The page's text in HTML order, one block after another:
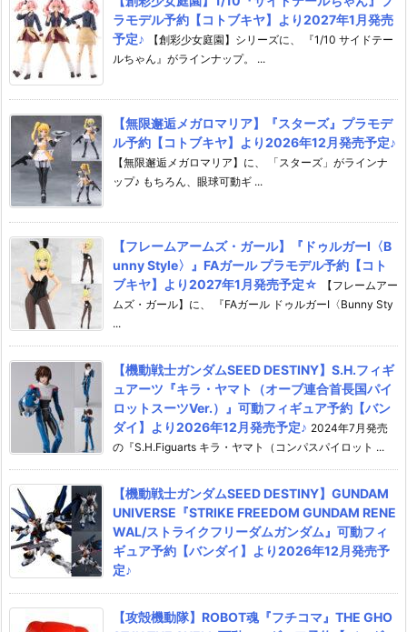
ラモデル予約【コトブキヤ】より2027年1月発売
予定♪
【創彩少女庭園】シリーズに、 『1/10 サイドテー
ルちゃん』がラインナップ。 ...
【無限邂逅メガロマリア】『スターズ』プラモデ
ル予約【コトブキヤ】より2026年12月発売予定♪
【無限邂逅メガロマリア】に、 「スターズ」がラインナ
ップ♪ もちろん、眼球可動ギ ...
【フレームアームズ・ガール】『ドゥルガーI〈B
unny Style〉』FAガール プラモデル予約【コト
ブキヤ】より2027年1月発売予定☆
【フレームアー
ムズ・ガール】に、 『FAガール ドゥルガーI〈Bunny Sty
...
【機動戦士ガンダムSEED DESTINY】S.H.フィギ
ュアーツ『キラ・ヤマト（オーブ連合首長国パイ
ロットスーツVer.）』可動フィギュア予約【バン
ダイ】より2026年12月発売予定♪ 2024年7月発売
の『S.H.Figuarts キラ・ヤマト（コンパスパイロット ...
【機動戦士ガンダムSEED DESTINY】GUNDAM
UNIVERSE『STRIKE FREEDOM GUNDAM RENE
WAL/ストライクフリーダムガンダム』可動フィ
ギュア予約【バンダイ】より2026年12月発売予
定♪
【攻殻機動隊】ROBOT魂『フチコマ』THE GHO